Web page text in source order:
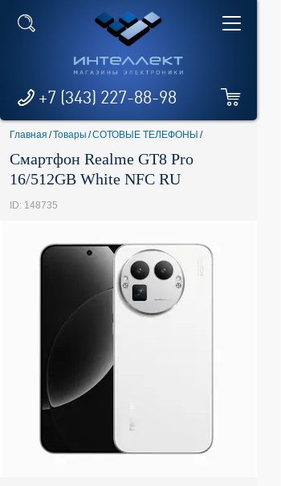
+7 (343) 227-88-98
Главная /Товары /СОТОВЫЕ ТЕЛЕФОНЫ /
Смартфон Realme GT8 Pro
16/512GB White NFC RU
ID: 148735